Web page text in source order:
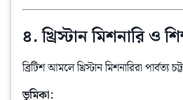
৪. খ্রিস্টান মিশনারি ও
ব্রিটিশ আমলে খ্রিস্টান মিশনারিরা পার্বত্য
ভূমিকা: